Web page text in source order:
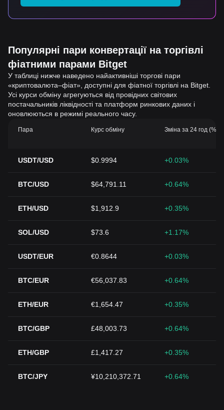
Популярні пари конвертації на торгівлі
фіатними парами Bitget
У таблиці нижче наведено найактивніші торгові пари
«криптовалюта–фіат», доступні для фіатної торгівлі на Bitget.
Усі курси обміну агрегуються від провідних світових
постачальників ліквідності та платформ ринкових даних і
оновлюються в режимі реального часу.
Пара Курс обміну Зміна за 24 год (%)
USDT/USD $0.9994 +0.03%
BTC/USD $64,791.11 +0.64%
ETH/USD $1,912.9 +0.35%
SOL/USD $73.6 +1.17%
USDT/EUR €0.8644 +0.03%
BTC/EUR €56,037.83 +0.64%
ETH/EUR €1,654.47 +0.35%
BTC/GBP £48,003.73 +0.64%
ETH/GBP £1,417.27 +0.35%
BTC/JPY ¥10,210,372.71 +0.64%